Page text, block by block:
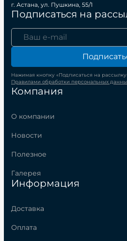
Компания
О компании
Новости
Полезное
Галерея
Информация
Доставка
Оплата
г. Астана, ул. Пушкина, 55/1
Подписаться на
Нажимая кнопку «Подписаться на
Правилами обработки персональных